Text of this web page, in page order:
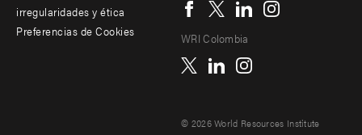
irregularidades y ética
Preferencias de Cookies
menu
WRI Colombia
© 2026 World Resources Institute